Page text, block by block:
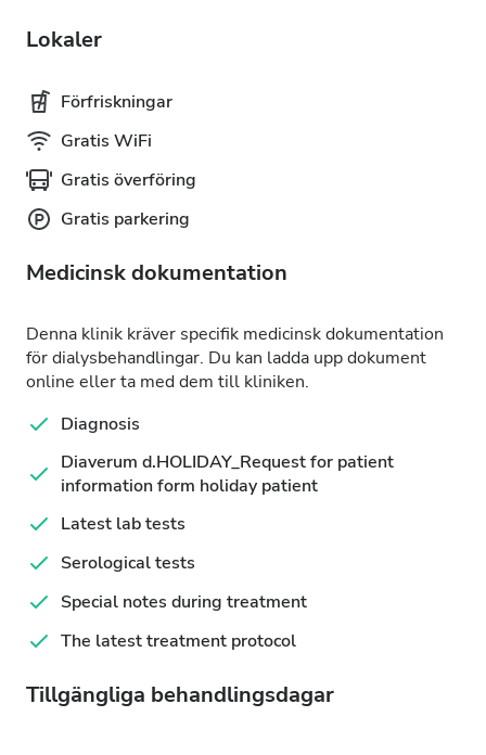
Lokaler
Förfriskningar
Gratis WiFi
Gratis överföring
Gratis parkering
Medicinsk dokumentation
Denna klinik kräver specifik medicinsk dokumentation
för dialysbehandlingar. Du kan ladda upp dokument
online eller ta med dem till kliniken.
Diagnosis
Diaverum d.HOLIDAY_Request for patient
information form holiday patient
Latest lab tests
Serological tests
Special notes during treatment
The latest treatment protocol
Tillgängliga behandlingsdagar